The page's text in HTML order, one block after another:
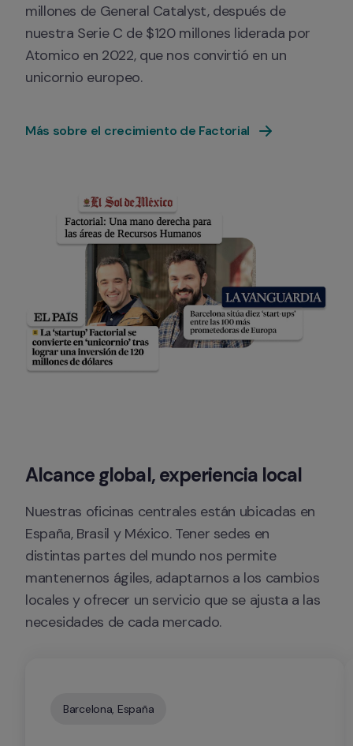
millones de General Catalyst, después de
nuestra Serie C de $120 millones liderada por
Atomico en 2022, que nos convirtió en un
unicornio europeo.
Más sobre el crecimiento de Factorial
Alcance global, experiencia local
Nuestras oficinas centrales están ubicadas en
España, Brasil y México. Tener sedes en
distintas partes del mundo nos permite
mantenernos ágiles, adaptarnos a los cambios
locales y ofrecer un servicio que se ajusta a las
necesidades de cada mercado.
Barcelona, España